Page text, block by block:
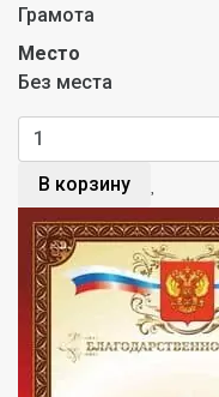
Грамота
Место
Без места
В корзину